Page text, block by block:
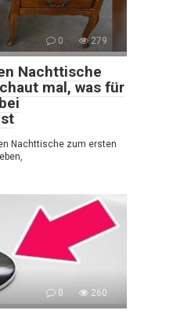
0 279
Nachttische
mal, was für
Nachttische zum ersten
0 260